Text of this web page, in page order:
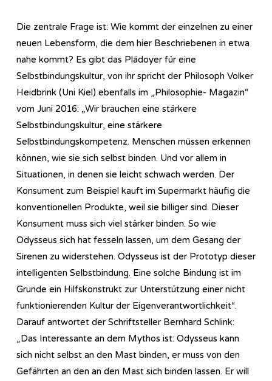
Die zentrale Frage ist: Wie kommt der einzelnen zu einer
neuen Lebensform, die dem hier Beschriebenen in etwa
nahe kommt? Es gibt das Plädoyer für eine
Selbstbindungskultur, von ihr spricht der Philosoph Volker
Heidbrink (Uni Kiel) ebenfalls im „Philosophie- Magazin“
vom Juni 2016: „Wir brauchen eine stärkere
Selbstbindungskultur, eine stärkere
Selbstbindungskompetenz. Menschen müssen erkennen
können, wie sie sich selbst binden. Und vor allem in
Situationen, in denen sie leicht schwach werden. Der
Konsument zum Beispiel kauft im Supermarkt häufig die
konventionellen Produkte, weil sie billiger sind. Dieser
Konsument muss sich viel stärker binden. So wie
Odysseus sich hat fesseln lassen, um dem Gesang der
Sirenen zu widerstehen. Odysseus ist der Prototyp dieser
intelligenten Selbstbindung. Eine solche Bindung ist im
Grunde ein Hilfskonstrukt zur Unterstützung einer nicht
funktionierenden Kultur der Eigenverantwortlichkeit“.
Darauf antwortet der Schriftsteller Bernhard Schlink:
„Das Interessante an dem Mythos ist: Odysseus kann
sich nicht selbst an den Mast binden, er muss von den
Gefährten an den an den Mast sich binden lassen. Er will